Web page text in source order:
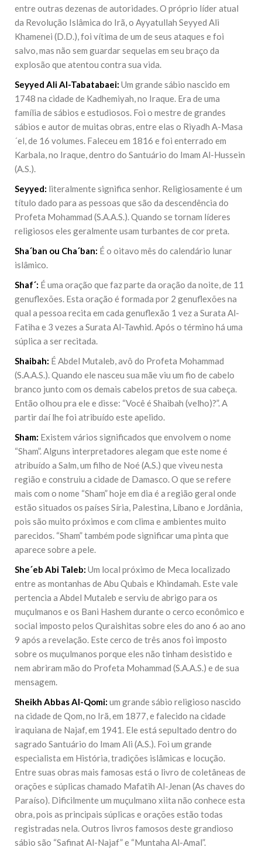
entre outras dezenas de autoridades. O próprio líder atual
da Revolução Islâmica do Irã, o Ayyatullah Seyyed Ali
Khamenei (D.D.), foi vítima de um de seus ataques e foi
salvo, mas não sem guardar sequelas em seu braço da
explosão que atentou contra sua vida.
Seyyed Ali Al-Tabatabaei: Um grande sábio nascido em
1748 na cidade de Kadhemiyah, no Iraque. Era de uma
família de sábios e estudiosos. Foi o mestre de grandes
sábios e autor de muitas obras, entre elas o Riyadh A-Masa
´el, de 16 volumes. Faleceu em 1816 e foi enterrado em
Karbala, no Iraque, dentro do Santuário do Imam Al-Hussein
(A.S.).
Seyyed: literalmente significa senhor. Religiosamente é um
título dado para as pessoas que são da descendência do
Profeta Mohammad (S.A.A.S.). Quando se tornam líderes
religiosos eles geralmente usam turbantes de cor preta.
Sha´ban ou Cha´ban: É o oitavo mês do calendário lunar
islâmico.
Shaf´: É uma oração que faz parte da oração da noite, de 11
genuflexões. Esta oração é formada por 2 genuflexões na
qual a pessoa recita em cada genuflexão 1 vez a Surata Al-
Fatiha e 3 vezes a Surata Al-Tawhid. Após o término há uma
súplica a ser recitada.
Shaibah: É Abdel Mutaleb, avô do Profeta Mohammad
(S.A.A.S.). Quando ele nasceu sua mãe viu um fio de cabelo
branco junto com os demais cabelos pretos de sua cabeça.
Então olhou pra ele e disse: “Você é Shaibah (velho)?”. A
partir daí lhe foi atribuído este apelido.
Sham: Existem vários significados que envolvem o nome
“Sham”. Alguns interpretadores alegam que este nome é
atribuído a Salm, um filho de Noé (A.S.) que viveu nesta
região e construiu a cidade de Damasco. O que se refere
mais com o nome “Sham” hoje em dia é a região geral onde
estão situados os países Síria, Palestina, Líbano e Jordânia,
pois são muito próximos e com clima e ambientes muito
parecidos. “Sham” também pode significar uma pinta que
aparece sobre a pele.
She´eb Abi Taleb: Um local próximo de Meca localizado
entre as montanhas de Abu Qubais e Khindamah. Este vale
pertencia a Abdel Mutaleb e serviu de abrigo para os
muçulmanos e os Bani Hashem durante o cerco econômico e
social imposto pelos Quraishitas sobre eles do ano 6 ao ano
9 após a revelação. Este cerco de três anos foi imposto
sobre os muçulmanos porque eles não tinham desistido e
nem abriram mão do Profeta Mohammad (S.A.A.S.) e de sua
mensagem.
Sheikh Abbas Al-Qomi: um grande sábio religioso nascido
na cidade de Qom, no Irã, em 1877, e falecido na cidade
iraquiana de Najaf, em 1941. Ele está sepultado dentro do
sagrado Santuário do Imam Ali (A.S.). Foi um grande
especialista em História, tradições islâmicas e locução.
Entre suas obras mais famosas está o livro de coletâneas de
orações e súplicas chamado Mafatih Al-Jenan (As chaves do
Paraíso). Dificilmente um muçulmano xiita não conhece esta
obra, pois as principais súplicas e orações estão todas
registradas nela. Outros livros famosos deste grandioso
sábio são “Safinat Al-Najaf” e “Muntaha Al-Amal”.